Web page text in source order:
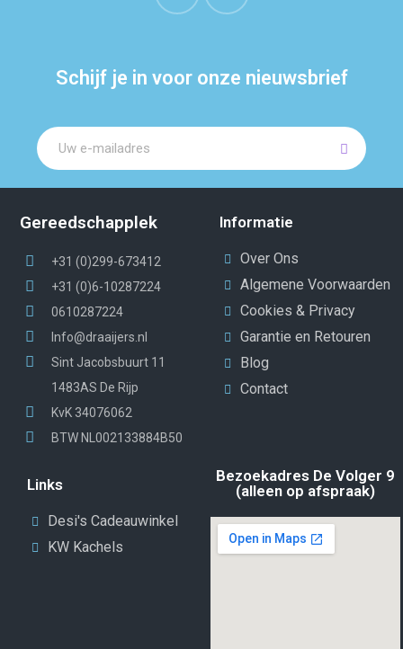
Schijf je in voor onze nieuwsbrief
Gereedschapplek
+31 (0)299-673412
+31 (0)6-10287224
0610287224
Info@draaijers.nl
Sint Jacobsbuurt 11
1483AS De Rijp
KvK 34076062
BTW NL002133884B50
Informatie
Over Ons
Algemene Voorwaarden
Cookies & Privacy
Garantie en Retouren
Blog
Contact
Links
Desi's Cadeauwinkel
KW Kachels
Bezoekadres De Volger 9
(alleen op afspraak)